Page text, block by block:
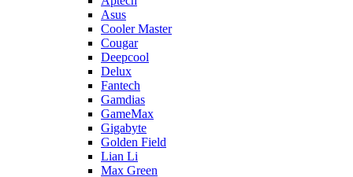
Asus
Cooler Master
Cougar
Deepcool
Delux
Fantech
Gamdias
GameMax
Gigabyte
Golden Field
Lian Li
Max Green